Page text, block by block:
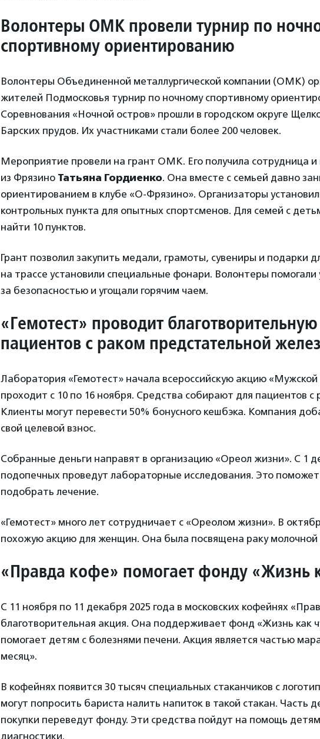
Волонтеры ОМК провели турнир по
спортивному ориентированию
Волонтеры Объединенной металлургической компании (ОМК)
жителей Подмосковья турнир по ночному спортивному
Соревнования «Ночной остров» прошли в городском округе
Барских прудов. Их участниками стали более 200 человек.
Мероприятие провели на грант ОМК. Его получила сотрудница
из Фрязино Татьяна Гордиенко. Она вместе с семьей давно
ориентированием в клубе «О-Фрязино». Организаторы
контрольных пункта для опытных спортсменов. Для семей с
найти 10 пунктов.
Грант позволил закупить медали, грамоты, сувениры и подарки
на трассе установили специальные фонари. Волонтеры помогали
за безопасностью и угощали горячим чаем.
«Гемотест» проводит
пациентов с раком предстательной
Лаборатория «Гемотест» начала всероссийскую акцию
проходит с 10 по 16 ноября. Средства собирают для пациентов с
Клиенты могут перевести 50% бонусного кешбэка. Компания
свой целевой взнос.
Собранные деньги направят в организацию «Ореол жизни». С 1
подопечных проведут лабораторные исследования. Это поможет
подобрать лечение.
«Гемотест» много лет сотрудничает с «Ореолом жизни». В
похожую акцию для женщин. Она была посвящена раку молочной
«Правда кофе» помогает фонду «Жизнь
С 11 ноября по 11 декабря 2025 года в московских кофейнях
благотворительная акция. Она поддерживает фонд «Жизнь как
помогает детям с болезнями печени. Акция является частью
месяц».
В кофейнях появится 30 тысяч специальных стаканчиков с
могут попросить бариста налить напиток в такой стакан. Часть
покупки переведут фонду. Эти средства пойдут на помощь
диагностики.